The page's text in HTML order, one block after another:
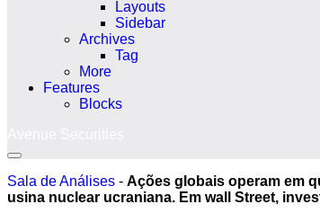
Layouts
Sidebar
Archives
Tag
More
Features
Blocks
Alternância
menu
Sala de Análises - Ações globais operam em
usina nuclear ucraniana. Em wall Street,